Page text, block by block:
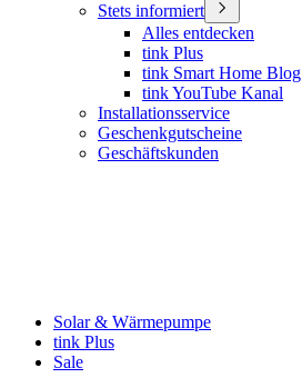
Stets informiert
Alles entdecken
tink Plus
tink Smart Home Blog
tink YouTube Kanal
Installationsservice
Geschenkgutscheine
Geschäftskunden
Solar & Wärmepumpe
tink Plus
Sale